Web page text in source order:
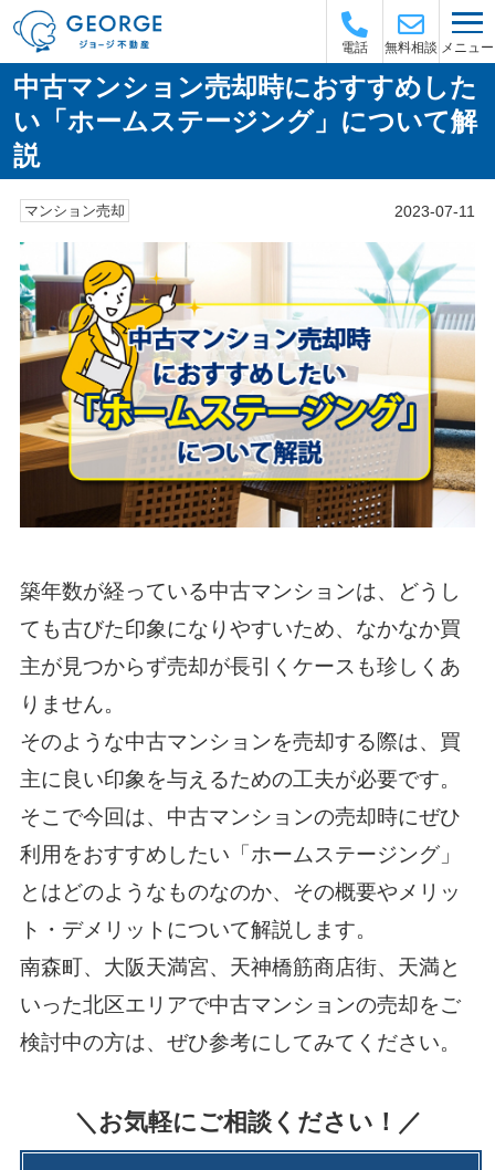
電話 無料相談 メニュー
中古マンション売却時におすすめした
い「ホームステージング」について解
説
マンション売却 2023-07-11
築年数が経っている中古マンションは、どうし
ても古びた印象になりやすいため、なかなか買
主が見つからず売却が長引くケースも珍しくあ
りません。
そのような中古マンションを売却する際は、買
主に良い印象を与えるための工夫が必要です。
そこで今回は、中古マンションの売却時にぜひ
利用をおすすめしたい「ホームステージング」
とはどのようなものなのか、その概要やメリッ
ト・デメリットについて解説します。
南森町、大阪天満宮、天神橋筋商店街、天満と
いった北区エリアで中古マンションの売却をご
検討中の方は、ぜひ参考にしてみてください。
＼お気軽にご相談ください！／